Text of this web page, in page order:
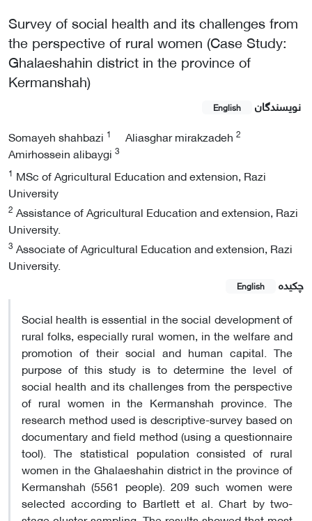
Survey of social health and its challenges from
the perspective of rural women (Case Study:
Ghalaeshahin district in the province of
Kermanshah)
نویسندگان English
Somayeh shahbazi 1 Aliasghar mirakzadeh 2
Amirhossein alibaygi 3
1 MSc of Agricultural Education and extension, Razi
University
2 Assistance of Agricultural Education and extension, Razi
University.
3 Associate of Agricultural Education and extension, Razi
University.
چکیده
English
Social health is essential in the social development of
rural folks, especially rural women, in the welfare and
promotion of their social and human capital. The
purpose of this study is to determine the level of
social health and its challenges from the perspective
of rural women in the Kermanshah province. The
research method used is descriptive-survey based on
documentary and field method (using a questionnaire
tool). The statistical population consisted of rural
women in the Ghalaeshahin district in the province of
Kermanshah (5561 people). 209 such women were
selected according to Bartlett et al. Chart by two-